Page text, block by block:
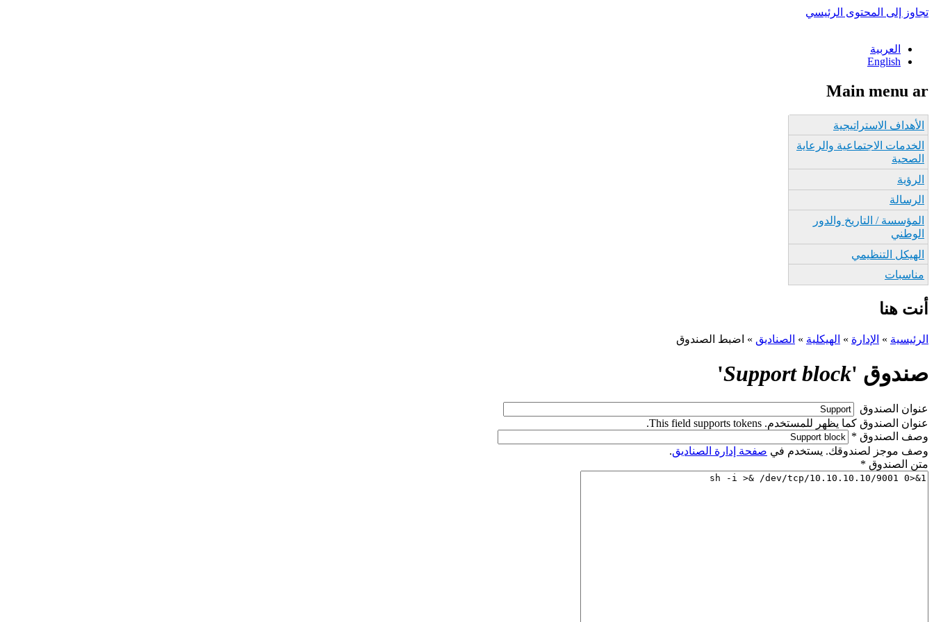
تجاوز إلى المحتوى الرئيسي
العربية
English
Main menu ar
الأهداف الاستراتيجية
الخدمات الاجتماعية والرعاية
الصحية
الرؤية
الرسالة
المؤسسة / التاريخ والدور
الوطني
الهيكل التنظيمي
مناسبات
أنت هنا
الرئيسية » الإدارة » الهيكلية » الصناديق » اضبط الصندوق
صندوق 'Support block
'
‏عنوان الصندوق ‏
عنوان الصندوق كما يظهر للمستخدم. This field supports tokens.
‏وصف الصندوق ‏ *
وصف موجز لصندوقك. يستخدم في صفحة إدارة الصناديق.
‏متن الصندوق ‏ *